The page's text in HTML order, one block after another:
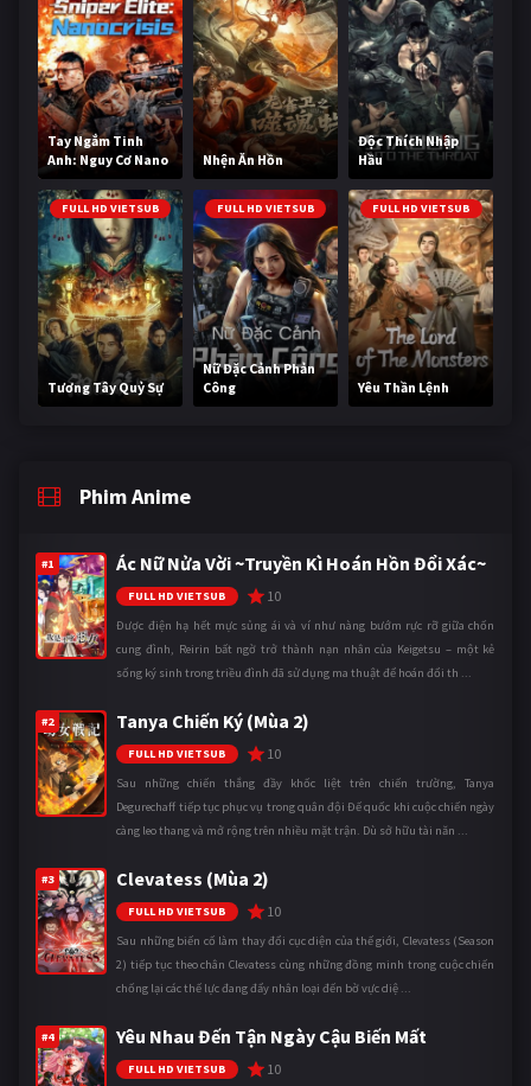
Tay Ngắm Tinh
Anh: Nguy Cơ Nano
Nhện Ăn Hồn
Độc Thích Nhập
Hầu
FULL HD VIETSUB
Tương Tây Quỷ Sự
FULL HD VIETSUB
Nữ Đặc Cảnh Phản
Công
FULL HD VIETSUB
Yêu Thần Lệnh
Phim Anime
#1 Ác Nữ Nửa Vời ~Truyền Kì Hoán Hồn Đổi Xác~
FULL HD VIETSUB 10
Được điện hạ hết mực sủng ái và ví như nàng bướm rực rỡ giữa chốn
cung đình, Reirin bất ngờ trở thành nạn nhân của Keigetsu – một kẻ
sống ký sinh trong triều đình đã sử dụng ma thuật để hoán đổi th ...
#2 Tanya Chiến Ký (Mùa 2)
FULL HD VIETSUB 10
Sau những chiến thắng đầy khốc liệt trên chiến trường, Tanya
Degurechaff tiếp tục phục vụ trong quân đội Đế quốc khi cuộc chiến ngày
càng leo thang và mở rộng trên nhiều mặt trận. Dù sở hữu tài năn ...
#3 Clevatess (Mùa 2)
FULL HD VIETSUB 10
Sau những biến cố làm thay đổi cục diện của thế giới, Clevatess (Season
2) tiếp tục theo chân Clevatess cùng những đồng minh trong cuộc chiến
chống lại các thế lực đang đẩy nhân loại đến bờ vực diệ ...
#4 Yêu Nhau Đến Tận Ngày Cậu Biến Mất
FULL HD VIETSUB 10